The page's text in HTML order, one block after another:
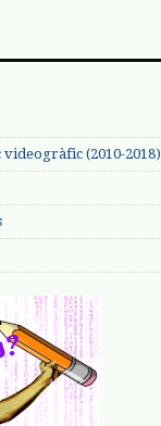
(2010-2018)